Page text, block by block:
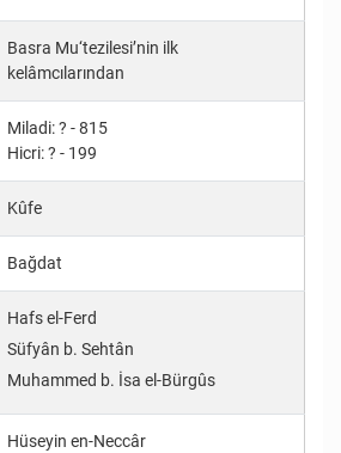
Basra Mu‘tezilesi’nin ilk
kelâmcılarından
Miladi: ? - 815
Hicri: ? - 199
Kûfe
Bağdat
Hafs el-Ferd
Süfyân b. Sehtân
Muhammed b. İsa el-Bürgûs
Hüseyin en-Neccâr